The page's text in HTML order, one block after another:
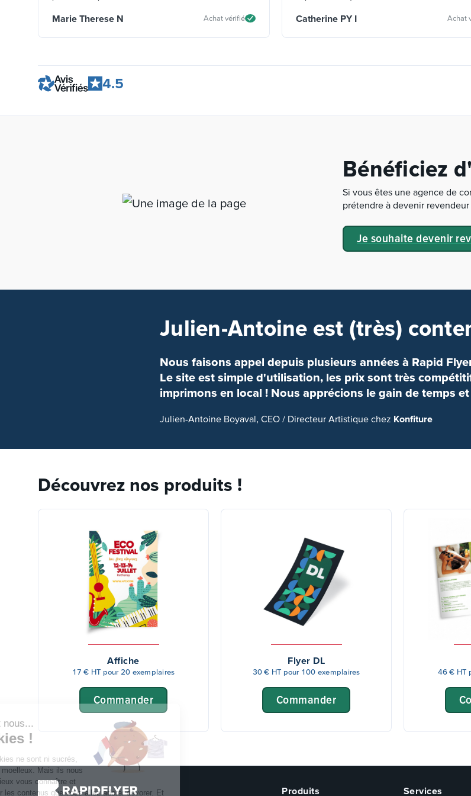
Marie Therese N Achat vérifié Catherine PY I Achat
4.5
Bénéficiez
Si vous êtes une agence de
prétendre à devenir revendeur
Je souhaite devenir
Julien-Antoine est (très)
Nous faisons appel depuis plusieurs années à Rapid
Le site est simple d'utilisation, les prix sont très
imprimons en local ! Nous apprécions le gain de temps
Julien-Antoine Boyaval, CEO / Directeur Artistique chez Konfiture
Découvrez nos produits !
Affiche
17 € HT pour 20 exemplaires
Commander
Flyer DL
30 € HT pour 100 exemplaires
Commander
46 € HT
Produits Services
Continuer sans accepter
Coucou c'est nous...
Les cookies !
Bon ok, ces cookies ne sont ni sucrés,
ni chocolatés, ni moelleux. Mais ils nous
permettent de mieux vous connaître et
de vous proposer les contenus que vous allez adorer dévorer. Et